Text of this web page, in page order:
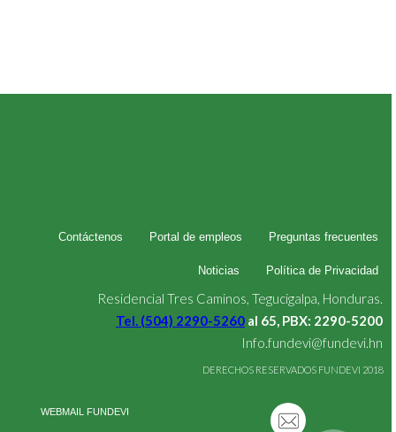
Contáctenos Portal de empleos Preguntas frecuentes
Noticias Política de Privacidad
Residencial Tres Caminos, Tegucigalpa, Honduras.
Tel. (504) 2290-5260 al 65, PBX: 2290-5200
Info.fundevi@fundevi.hn
DERECHOS RESERVADOS FUNDEVI 2018
WEBMAIL FUNDEVI